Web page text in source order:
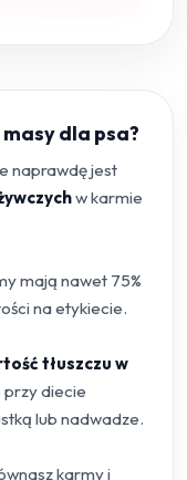
dla psa?
naprawdę jest
w karmie
mają nawet 75%
na etykiecie.
tłuszczu w
przy diecie
lub nadwadze.
karmy i